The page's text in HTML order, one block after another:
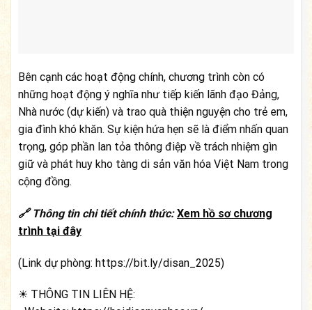
Bên cạnh các hoạt động chính, chương trình còn có
những hoạt động ý nghĩa như tiếp kiến lãnh đạo Đảng,
Nhà nước (dự kiến) và trao quà thiện nguyện cho trẻ em,
gia đình khó khăn. Sự kiện hứa hẹn sẽ là điểm nhấn quan
trọng, góp phần lan tỏa thông điệp về trách nhiệm gìn
giữ và phát huy kho tàng di sản văn hóa Việt Nam trong
cộng đồng.
🔗 Thông tin chi tiết chính thức:Xem hồ sơ chương
trình tại đây
(Link dự phòng: https://bit.ly/disan_2025)
☀ THÔNG TIN LIÊN HỆ: